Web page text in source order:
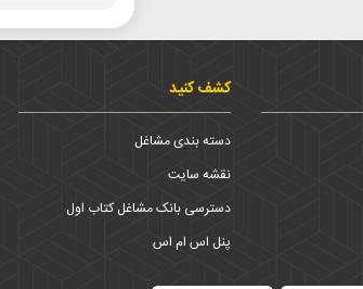
کشف کنید
دسته بندی مشاغل
نقشه سایت
دسترسی بانک مشاغل کتاب اول
پنل اس ام اس